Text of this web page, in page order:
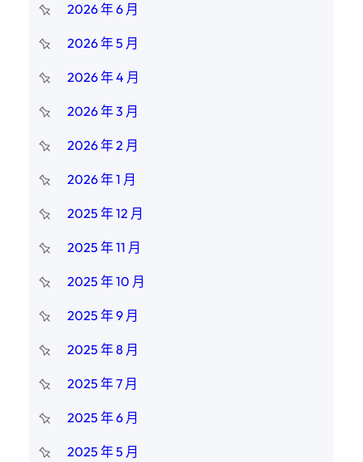
2026 年 6 月
2026 年 5 月
2026 年 4 月
2026 年 3 月
2026 年 2 月
2026 年 1 月
2025 年 12 月
2025 年 11 月
2025 年 10 月
2025 年 9 月
2025 年 8 月
2025 年 7 月
2025 年 6 月
2025 年 5 月